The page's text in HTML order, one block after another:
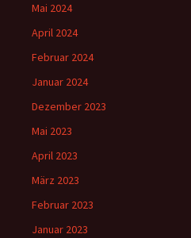
Mai 2024
April 2024
Februar 2024
Januar 2024
Dezember 2023
Mai 2023
April 2023
März 2023
Februar 2023
Januar 2023